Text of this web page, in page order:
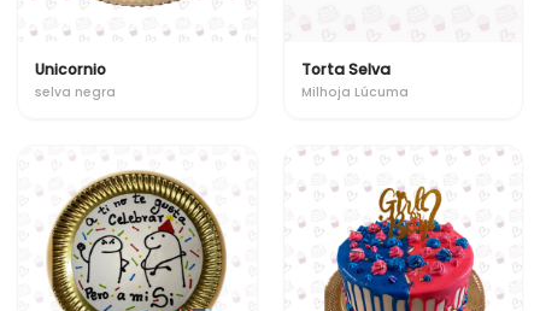
Unicornio
selva negra
Torta Selva
Milhoja Lúcuma